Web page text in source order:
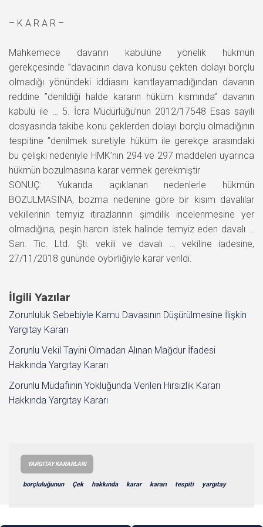
– K A R A R –
Mahkemece davanın kabulüne yönelik hükmün
gerekçesinde ”davacının dava konusu çekten dolayı borçlu
olmadığı yönündeki iddiasını kanıtlayamadığından davanın
reddine ”denildiği halde kararın hüküm kısmında” davanın
kabulü ile … 5. İcra Müdürlüğü’nün 2012/17548 Esas sayılı
dosyasında takibe konu çeklerden dolayı borçlu olmadığının
tespitine ”denilmek suretiyle hüküm ile gerekçe arasındaki
bu çelişki nedeniyle HMK’nın 294 ve 297 maddeleri uyarınca
hükmün bozulmasına karar vermek gerekmiştir
SONUÇ: Yukarıda açıklanan nedenlerle hükmün
BOZULMASINA, bozma nedenine göre bir kısım davalılar
vekillerinin temyiz itirazlarının şimdilik incelenmesine yer
olmadığına, peşin harcın istek halinde temyiz eden davalı …
San. Tic. Ltd. Şti. vekili ve davalı … vekiline iadesine,
27/11/2018 gününde oybirliğiyle karar verildi.
İlgili Yazılar
Zorunluluk Sebebiyle Kamu Davasının Düşürülmesine İlişkin
Yargıtay Kararı
Zorunlu Vekil Tayini Olmadan Alınan Mağdur İfadesi
Hakkında Yargıtay Kararı
Zorunlu Müdafiinin Yokluğunda Verilen Hırsızlık Kararı
Hakkında Yargıtay Kararı
YARGITAY KARARLARI
borçluluğunun Çek hakkında karar kararı tespiti yargıtay